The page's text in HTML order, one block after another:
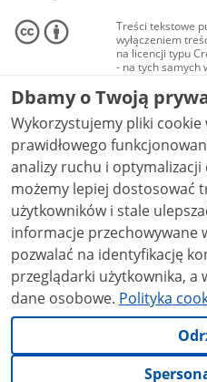
Treści tekstowe
wyłączeniem
na licencji typu
- na tych samych
Materiały
audio i wideo, są
Creative
niekomercyjne -
NC-ND 4.0), o ile
Dbamy o Twoją
Wykorzystujemy pliki cookie
prawidłowego
analizy ruchu i optymalizacji
możemy lepiej dostosować
użytkowników i stale ulepszać nasze
informacje przechowywane
pozwalać na identyfikację
przeglądarki użytkownika, a
dane osobowe. Polityka